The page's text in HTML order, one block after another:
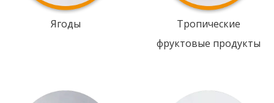
Ягоды
Тропические
фруктовые продукты